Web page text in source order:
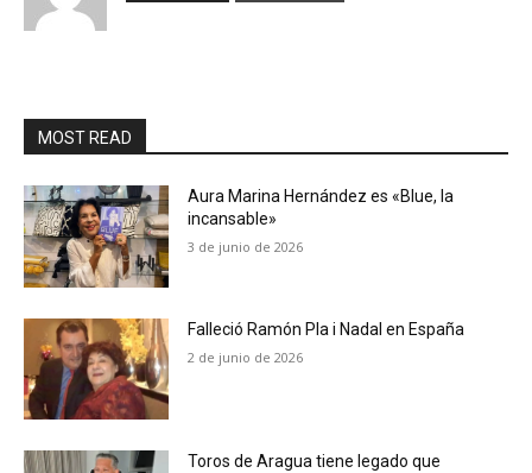
MOST READ
Aura Marina Hernández es «Blue, la
incansable»
3 de junio de 2026
Falleció Ramón Pla i Nadal en España
2 de junio de 2026
Toros de Aragua tiene legado que